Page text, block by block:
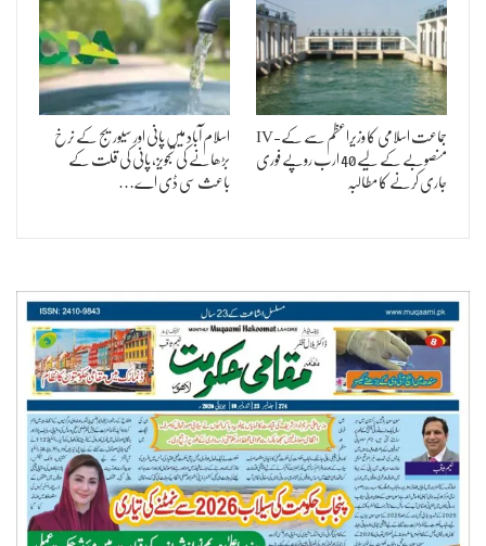
جماعت اسلامی کا وزیراعظم سے کے-IV
منصوبے کے لیے 40 ارب روپے فوری
جاری کرنے کا مطالبہ
اسلام آباد میں پانی اور سیوریج کے نرخ
بڑھانے کی تجویز، پانی کی قلت کے
باعث سی ڈی اے…